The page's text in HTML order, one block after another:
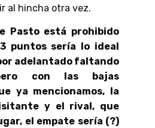
al hincha otra vez.
Pasto está prohibido
puntos sería lo ideal
adelantado faltando
con las bajas
ya mencionamos, la
y el rival, que
el empate sería (?)